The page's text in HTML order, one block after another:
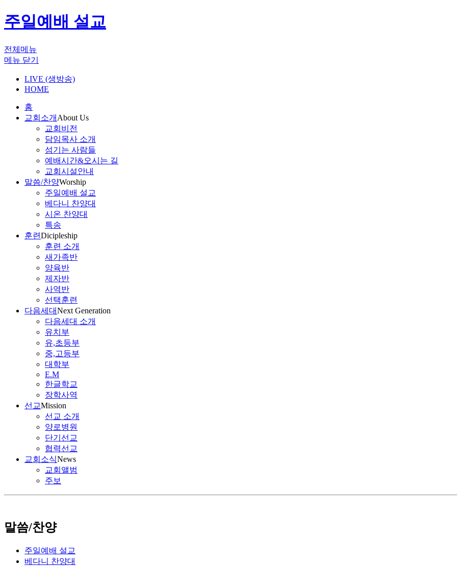
주일예배 설교
전체메뉴
메뉴 닫기
LIVE (생방송)
HOME
홈
교회소개 About Us
교회비전
담임목사 소개
섬기는 사람들
예배시간&오시는 길
교회시설안내
말씀/찬양Worship
주일예배 설교
베다니 찬양대
시온 찬양대
특송
훈련Dicipleship
훈련 소개
새가족반
양육반
제자반
사역반
선택훈련
다음세대Next Generation
다음세대 소개
유치부
유,초등부
중,고등부
대학부
E.M
한글학교
장학사역
선교Mission
선교 소개
양로병원
단기선교
협력선교
교회소식News
교회앨범
주보
말씀/찬양
주일예배 설교
베다니 찬양대